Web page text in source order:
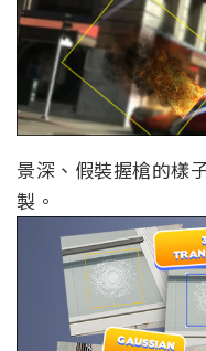
景深、假裝握槍的樣
製。